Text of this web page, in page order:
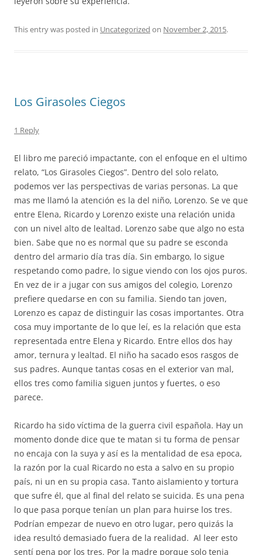
This entry was posted in Uncategorized on November 2, 2015.
Los Girasoles Ciegos
1 Reply
El libro me pareció impactante, con el enfoque en el ultimo
relato, “Los Girasoles Ciegos”. Dentro del solo relato,
podemos ver las perspectivas de varias personas. La que
mas me llamó la atención es la del niño, Lorenzo. Se ve que
entre Elena, Ricardo y Lorenzo existe una relación unida
con un nivel alto de lealtad. Lorenzo sabe que algo no esta
bien. Sabe que no es normal que su padre se esconda
dentro del armario día tras día. Sin embargo, lo sigue
respetando como padre, lo sigue viendo con los ojos puros.
En vez de ir a jugar con sus amigos del colegio, Lorenzo
prefiere quedarse en con su familia. Siendo tan joven,
Lorenzo es capaz de distinguir las cosas importantes. Otra
cosa muy importante de lo que leí, es la relación que esta
representada entre Elena y Ricardo. Entre ellos dos hay
amor, ternura y lealtad. El niño ha sacado esos rasgos de
sus padres. Aunque tantas cosas en el exterior van mal,
ellos tres como familia siguen juntos y fuertes, o eso
parece.
Ricardo ha sido víctima de la guerra civil española. Hay un
momento donde dice que te matan si tu forma de pensar
no encaja con la suya y así es la mentalidad de esa epoca,
la razón por la cual Ricardo no esta a salvo en su propio
país, ni un en su propia casa. Tanto aislamiento y tortura
que sufre él, que al final del relato se suicida. Es una pena
lo que pasa porque tenían un plan para huirse los tres.
Podrían empezar de nuevo en otro lugar, pero quizás la
idea resultó demasiado fuera de la realidad. Al leer esto
sentí pena por los tres. Por la madre porque solo tenia